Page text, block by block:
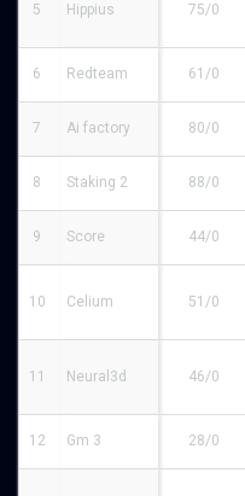
5 Hippius 75/0
6 Redteam 61/0
7 Ai factory 80/0
8 Staking 2 88/0
9 Score 44/0
10 Celium 51/0
11 Neural3d 46/0
12 Gm 3 28/0